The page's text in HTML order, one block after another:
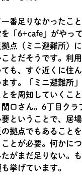
一番足りなかったこ
「6+cafe」がやっ
点（ミニ避難所）
とだそうです。利
も、すぐ近くに住
す。「ミニ避難所
を周知していくこ
口さん。6丁目クラ
ということで、居
拠点でもあること
とが必要。何かに
がまだ足りない。
挙げています。